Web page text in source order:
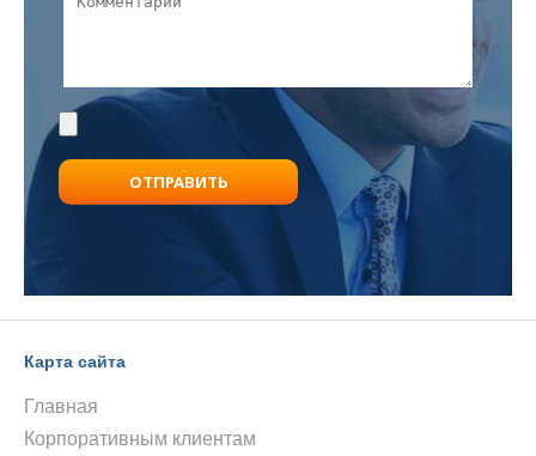
Карта сайта
Главная
Корпоративным клиентам